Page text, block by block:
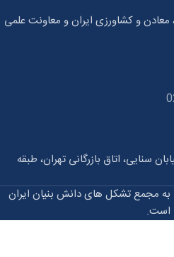
معادن و کشاورزی ایران و معاونت علمی
سنایی، اتاق بازرگانی تهران، طبقه
مجمع تشکل های دانش بنیان ایران
است.